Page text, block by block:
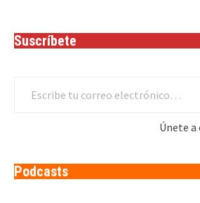
Suscríbete
Únete
Podcasts